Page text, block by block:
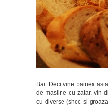
Bai. Deci vine painea
de masline cu zatar, vin
cu diverse (shoc si